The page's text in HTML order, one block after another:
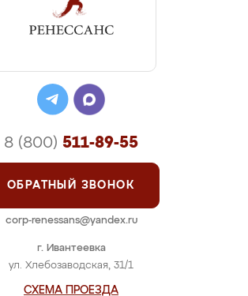
г. Ивантеевка
ул. Хлебозаводская, 31/1
СХЕМА ПРОЕЗДА
8 (800) 511-89-55
ОБРАТНЫЙ ЗВОНОК
corp-renessans@yandex.ru